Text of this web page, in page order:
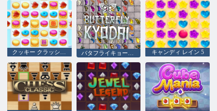
クッキー クラッシュ 2 キャンディ レイン 5